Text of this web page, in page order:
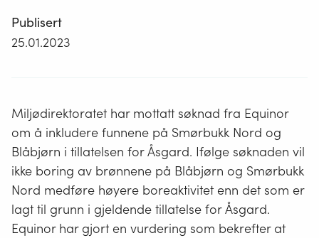
Publisert
25.01.2023
Miljødirektoratet har mottatt søknad fra Equinor
om å inkludere funnene på Smørbukk Nord og
Blåbjørn i tillatelsen for Åsgard. Ifølge søknaden vil
ikke boring av brønnene på Blåbjørn og Smørbukk
Nord medføre høyere boreaktivitet enn det som er
lagt til grunn i gjeldende tillatelse for Åsgard.
Equinor har gjort en vurdering som bekrefter at